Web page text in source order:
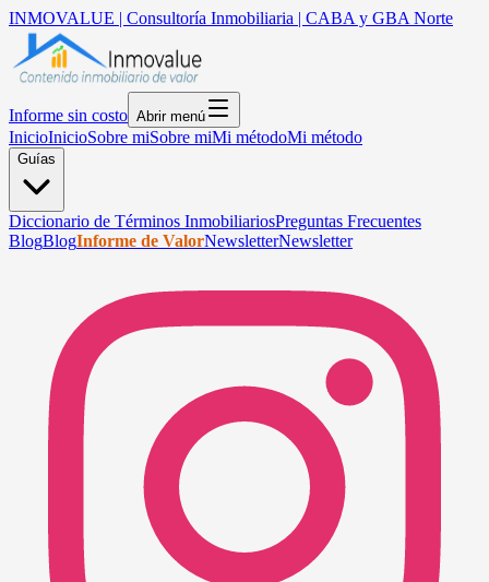
INMOVALUE | Consultoría Inmobiliaria | CABA y GBA Norte
Informe sin costo Abrir menú
InicioInicioSobre miSobre miMi métodoMi método
Guías
Diccionario de Términos InmobiliariosPreguntas Frecuentes
BlogBlogInforme de ValorNewsletterNewsletter